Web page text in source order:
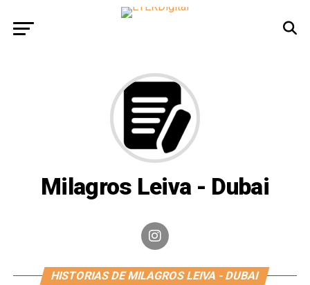
Milagros Leiva - Dubai
HISTORIAS DE MILAGROS LEIVA - DUBAI